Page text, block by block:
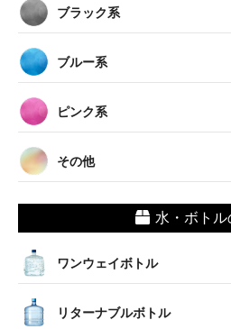
ブラック系
ブルー系
ピンク系
その他
水・ボトル
ワンウェイボトル
リターナブルボトル